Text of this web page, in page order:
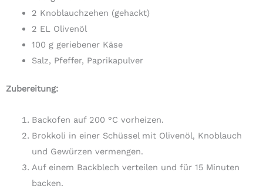
2 Knoblauchzehen (gehackt)
2 EL Olivenöl
100 g geriebener Käse
Salz, Pfeffer, Paprikapulver
Zubereitung:
Backofen auf 200 °C vorheizen.
Brokkoli in einer Schüssel mit Olivenöl, Knoblauch
und Gewürzen vermengen.
Auf einem Backblech verteilen und für 15 Minuten
backen.